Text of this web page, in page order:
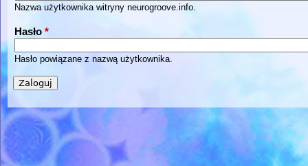
Nazwa użytkownika witryny neurogroove.info.
Hasło *
Hasło powiązane z nazwą użytkownika.